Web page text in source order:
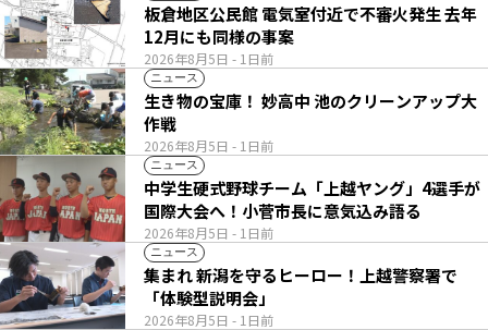
2026年8月5日 - 1日前
板倉地区公民館 電気室付近で不審火発生 去年
12月にも同様の事案
ニュース
2026年8月5日 - 1日前
生き物の宝庫！ 妙高中 池のクリーンアップ大
作戦
ニュース
2026年8月5日 - 1日前
中学生硬式野球チーム「上越ヤング」4選手が
国際大会へ！小菅市長に意気込み語る
ニュース
2026年8月5日 - 1日前
集まれ 新潟を守るヒーロー！上越警察署で
「体験型説明会」